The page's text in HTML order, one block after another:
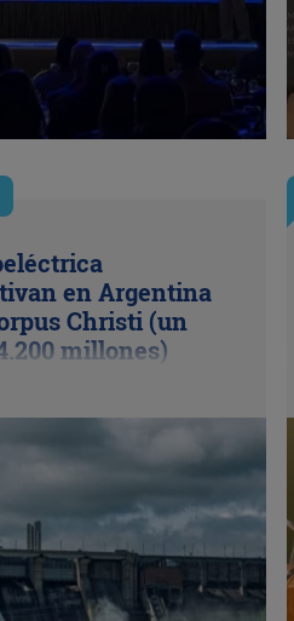
en Argentina
Christi (un
millones)